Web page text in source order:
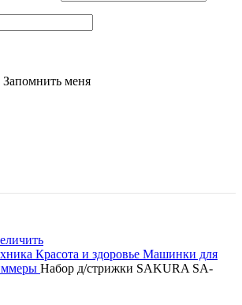
Запомнить меня
Красота и здоровье Машинки для
Набор д/стрижки SAKURA SA-